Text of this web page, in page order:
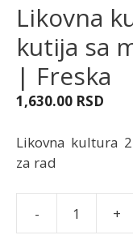
Likovna
kutija sa
| Freska
1,630.00 RSD
Likovna kultura
za rad
- +